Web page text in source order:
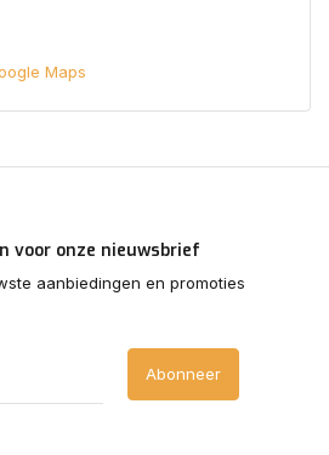
Maps
voor onze nieuwsbrief
aanbiedingen en promoties
Abonneer